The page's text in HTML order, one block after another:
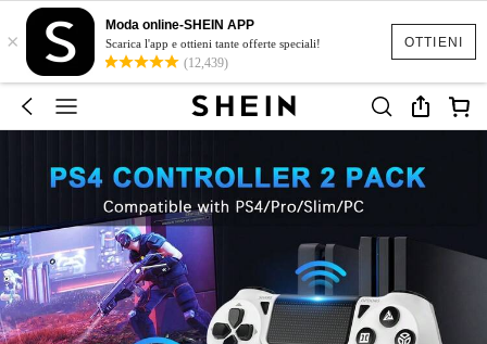
OTTIENI
×
Moda online-SHEIN APP
Scarica l'app e ottieni tante offerte speciali!
(12,439)